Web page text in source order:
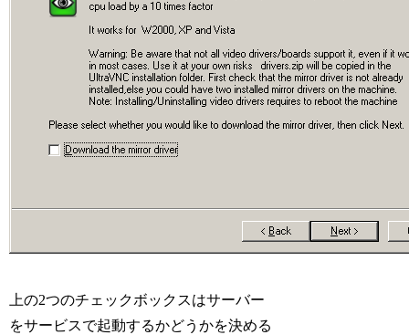
上の2つのチェックボックスはサーバー
をサービスで起動するかどうかを決める